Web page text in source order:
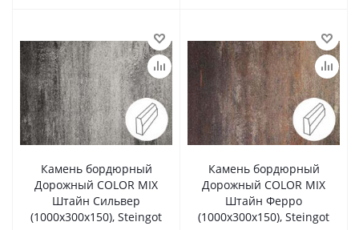
Камень бордюрный
Дорожный COLOR MIX
Штайн Сильвер
(1000х300х150), Steingot
Камень бордюрный
Дорожный COLOR MIX
Штайн Ферро
(1000х300х150), Steingot